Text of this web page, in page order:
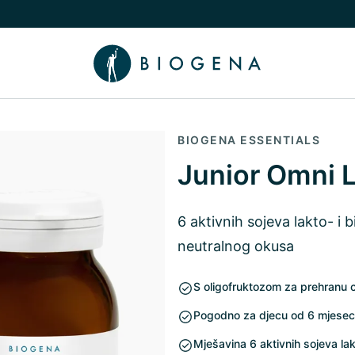
podizbornik
isključi Znanje podizbornik
BIOGENA ESSENTIALS
Junior Omni
6 aktivnih sojeva lakto- i
neutralnog okusa
S oligofruktozom za prehranu
Pogodno za djecu od 6
Mješavina 6 aktivnih sojeva